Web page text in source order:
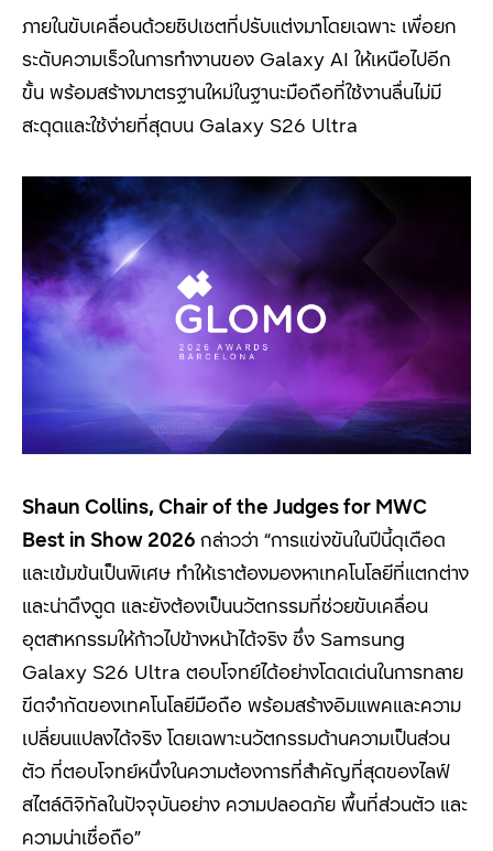
ภายในขับเคลื่อนด้วยชิปเซตที่ปรับแต่งมาโดยเฉพาะ เพื่อยก
ระดับความเร็วในการทำงานของ Galaxy AI ให้เหนือไปอีก
ขั้น พร้อมสร้างมาตรฐานใหม่ในฐานะมือถือที่ใช้งานลื่นไม่มี
สะดุดและใช้ง่ายที่สุดบน Galaxy S26 Ultra
Shaun Collins, Chair of the Judges for MWC
Best in Show 2026 กล่าวว่า “การแข่งขันในปีนี้ดุเดือด
และเข้มข้นเป็นพิเศษ ทำให้เราต้องมองหาเทคโนโลยีที่แตกต่าง
และน่าดึงดูด และยังต้องเป็นนวัตกรรมที่ช่วยขับเคลื่อน
อุตสาหกรรมให้ก้าวไปข้างหน้าได้จริง ซึ่ง Samsung
Galaxy S26 Ultra ตอบโจทย์ได้อย่างโดดเด่นในการทลาย
ขีดจำกัดของเทคโนโลยีมือถือ พร้อมสร้างอิมแพคและความ
เปลี่ยนแปลงได้จริง โดยเฉพาะนวัตกรรมด้านความเป็นส่วน
ตัว ที่ตอบโจทย์หนึ่งในความต้องการที่สำคัญที่สุดของไลฟ์
สไตล์ดิจิทัลในปัจจุบันอย่าง ความปลอดภัย พื้นที่ส่วนตัว และ
ความน่าเชื่อถือ”